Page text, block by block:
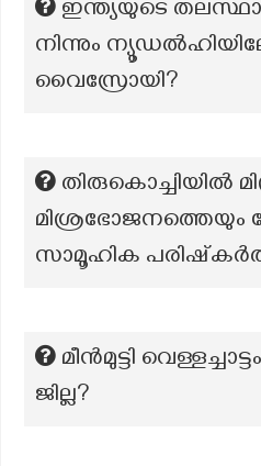
ഇന്ത്യയുടെ
നിന്നും
വൈസ്രോയി?
തിരുകൊച്ചിയിൽ
മിശ്രഭോജനത്തെയും
സാമൂഹിക
മീൻമുട്ടി
ജില്ല?